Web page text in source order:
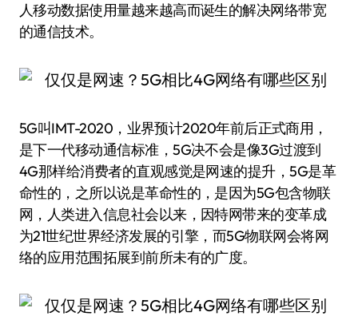
人移动数据使用量越来越高而诞生的解决网络带宽
的通信技术。
5G叫IMT-2020，业界预计2020年前后正式商用，
是下一代移动通信标准，5G决不会是像3G过渡到
4G那样给消费者的直观感觉是网速的提升，5G是革
命性的，之所以说是革命性的，是因为5G包含物联
网，人类进入信息社会以来，因特网带来的变革成
为21世纪世界经济发展的引擎，而5G物联网会将网
络的应用范围拓展到前所未有的广度。